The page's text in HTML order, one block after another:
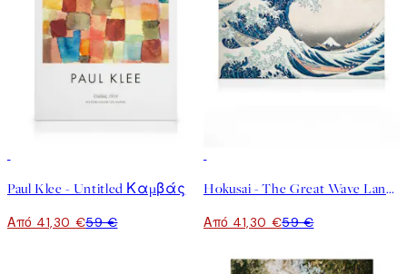
Paul Klee - Untitled Καμβάς
Από 41,30 €59 €
Hokusai - The Great Wave Landscape Καμβάς
Από 41,30 €59 €